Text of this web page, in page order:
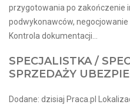
przygotowania po zakończenie
podwykonawców,
Kontrola dokumentacji...
SPECJALISTKA /
SPRZEDAŻY
Dodane: dzisiaj Praca.pl